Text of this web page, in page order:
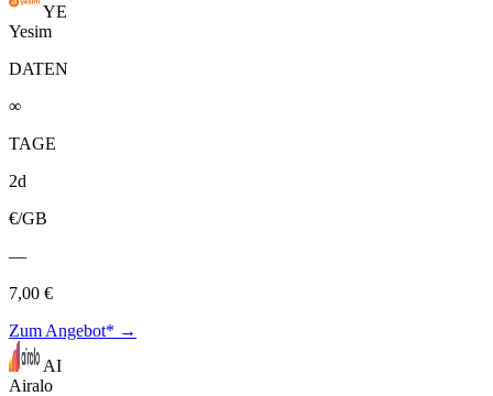
YE
Yesim
DATEN
∞
TAGE
2d
€/GB
—
7,00 €
Zum Angebot* →
AI
Airalo